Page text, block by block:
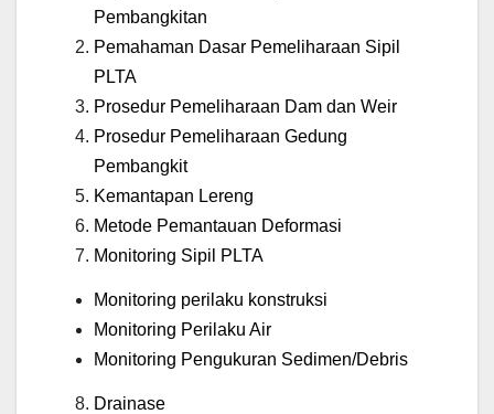
Pembangkitan
Pemahaman Dasar Pemeliharaan Sipil
PLTA
Prosedur Pemeliharaan Dam dan Weir
Prosedur Pemeliharaan Gedung
Pembangkit
Kemantapan Lereng
Metode Pemantauan Deformasi
Monitoring Sipil PLTA
Monitoring perilaku konstruksi
Monitoring Perilaku Air
Monitoring Pengukuran Sedimen/Debris
Drainase